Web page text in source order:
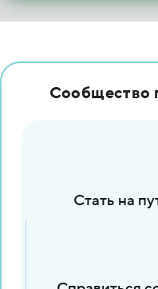
Сообщество
Стать на